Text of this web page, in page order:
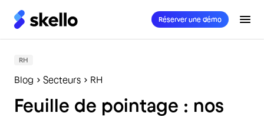
Réserver une démo
RH
Blog Secteurs RH
Feuille de pointage : nos